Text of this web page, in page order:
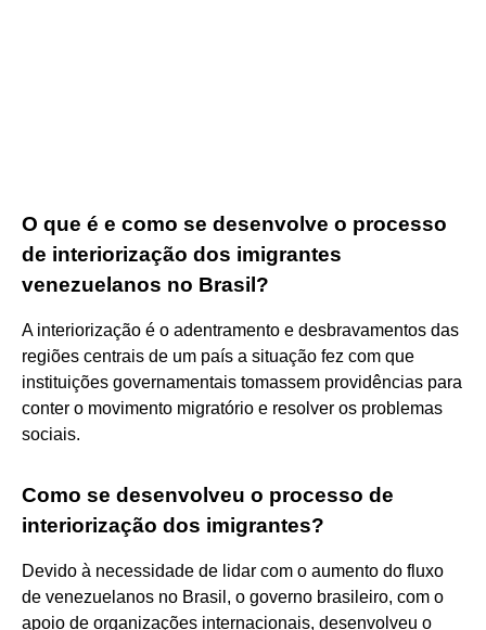
O que é e como se desenvolve o processo
de interiorização dos imigrantes
venezuelanos no Brasil?
A interiorização é o adentramento e desbravamentos das
regiões centrais de um país a situação fez com que
instituições governamentais tomassem providências para
conter o movimento migratório e resolver os problemas
sociais.
Como se desenvolveu o processo de
interiorização dos imigrantes?
Devido à necessidade de lidar com o aumento do fluxo
de venezuelanos no Brasil, o governo brasileiro, com o
apoio de organizações internacionais, desenvolveu o